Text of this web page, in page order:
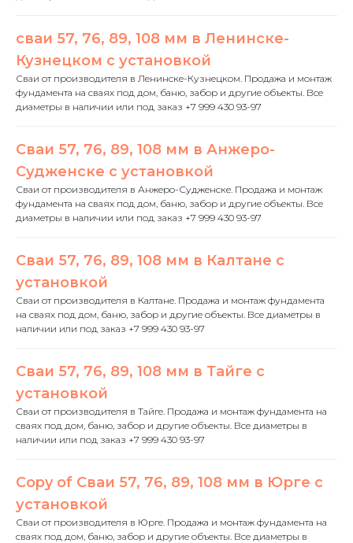
сваи 57, 76, 89, 108 мм в Ленинске-
Кузнецком с установкой
Сваи от производителя в Ленинске-Кузнецком. Продажа и монтаж
фундамента на сваях под дом, баню, забор и другие объекты. Все
диаметры в наличии или под заказ +7 999 430 93-97
Сваи 57, 76, 89, 108 мм в Анжеро-
Судженске с установкой
Сваи от производителя в Анжеро-Судженске. Продажа и монтаж
фундамента на сваях под дом, баню, забор и другие объекты. Все
диаметры в наличии или под заказ +7 999 430 93-97
Сваи 57, 76, 89, 108 мм в Калтане с
установкой
Сваи от производителя в Калтане. Продажа и монтаж фундамента
на сваях под дом, баню, забор и другие объекты. Все диаметры в
наличии или под заказ +7 999 430 93-97
Сваи 57, 76, 89, 108 мм в Тайге с
установкой
Сваи от производителя в Тайге. Продажа и монтаж фундамента на
сваях под дом, баню, забор и другие объекты. Все диаметры в
наличии или под заказ +7 999 430 93-97
Copy of Сваи 57, 76, 89, 108 мм в Юрге с
установкой
Сваи от производителя в Юрге. Продажа и монтаж фундамента на
сваях под дом, баню, забор и другие объекты. Все диаметры в